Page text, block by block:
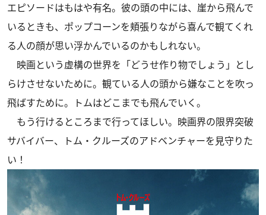
エピソードはもはや有名。彼の頭の中には、崖から飛んで
いるときも、ポップコーンを頬張りながら喜んで観てくれ
る人の顔が思い浮かんでいるのかもしれない。
映画という虚構の世界を「どうせ作り物でしょう」とし
らけさせないために。観ている人の頭から嫌なことを吹っ
飛ばすために。トムはどこまでも飛んでいく。
もう行けるところまで行ってほしい。映画界の限界突破
サバイバー、トム・クルーズのアドベンチャーを見守りた
い！